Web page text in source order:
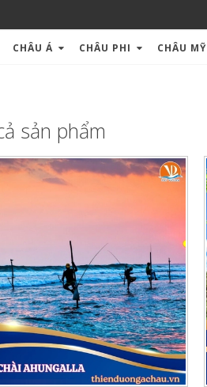
CHÂU Á CHÂU PHI CHÂU MỸ
sản phẩm